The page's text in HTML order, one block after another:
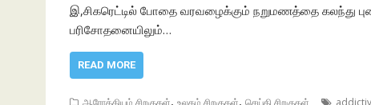
இ,சிகரெட்டில் போதை வரவழைக்கும் நறுமணத்தை கலந்து
பரிசோதனையிலும்…
READ MORE
ஆரோக்கியம் சிறகுகள், உலகம் சிறகுகள், செய்தி சிறகுகள்